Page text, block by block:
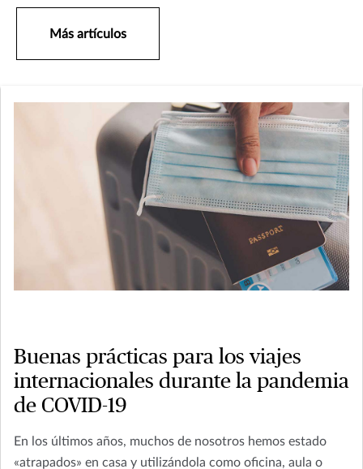
Más artículos
Buenas prácticas para los viajes
internacionales durante la pandemia
de COVID-19
En los últimos años, muchos de nosotros hemos estado
«atrapados» en casa y utilizándola como oficina, aula o